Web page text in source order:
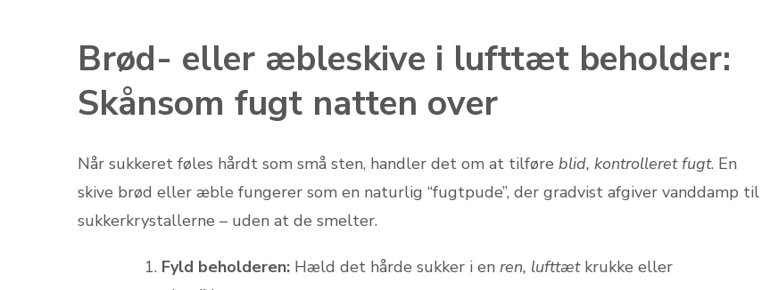
Brød- eller æbleskive i lufttæt beholder:
Skånsom fugt natten over
Når sukkeret føles hårdt som små sten, handler det om at tilføre blid, kontrolleret fugt. En
skive brød eller æble fungerer som en naturlig “fugtpude”, der gradvist afgiver vanddamp til
sukkerkrystallerne – uden at de smelter.
Fyld beholderen: Hæld det hårde sukker i en ren, lufttætkrukke eller